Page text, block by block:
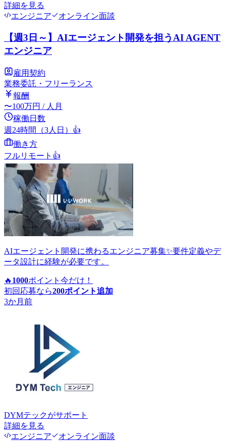
詳細を見る
エンジニア
オンライン面談
【週3日～】AIエージェント開発を担うAI AGENT
エンジニア
雇用契約
業務委託・フリーランス
報酬
〜100万円 / 人月
稼働日数
週24時間（3人日） 👍
働き方
フルリモート 👍
AIエージェント開発に携わるエンジニア募集✨要件定義やデ
ータ設計に経験が必要です。
🔥 1000ポイント 今だけ！
初回応募なら200ポイント追加
3か月前
DYMテックがサポート
詳細を見る
エンジニア
オンライン面談